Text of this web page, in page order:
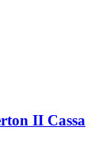
II Cassa